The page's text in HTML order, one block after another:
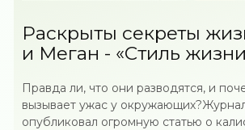
Раскрыты секреты
и Меган - «Стиль
Правда ли, что они разводятся, и
вызывает ужас у
опубликовал огромную статью о